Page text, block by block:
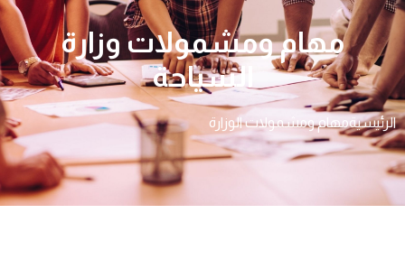
مهام ومشمولات وزارة
السياحة
الرئيسيةمهام ومشمولات الوزارة